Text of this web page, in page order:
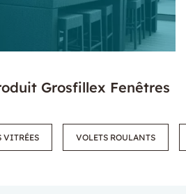
Grosfillex Fenêtres
VITRÉES VOLETS ROULANTS